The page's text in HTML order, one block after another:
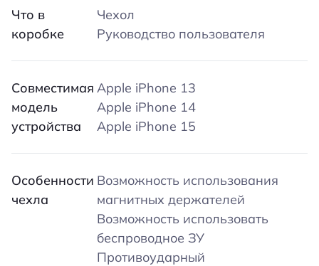
Что в
коробке
Чехол
Руководство пользователя
Совместимая
модель
устройства
Apple iPhone 13
Apple iPhone 14
Apple iPhone 15
Особенности
чехла
Возможность использования
магнитных держателей
Возможность использовать
беспроводное ЗУ
Противоударный